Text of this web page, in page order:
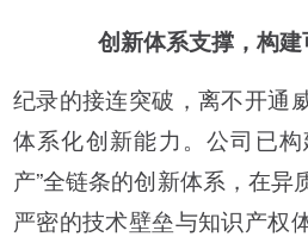
创新体系支撑，构
纪录的接连突破，离不开通
体系化创新能力。公司已
产”全链条的创新体系，在异
严密的技术壁垒与知识产权